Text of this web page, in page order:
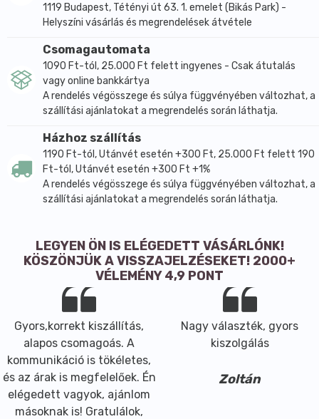
1119 Budapest, Tétényi út 63. 1. emelet (Bikás Park) -
Helyszíni vásárlás és megrendelések átvétele
Csomagautomata
1090 Ft-tól, 25.000 Ft felett ingyenes - Csak átutalás
vagy online bankkártya
A rendelés végösszege és súlya függvényében változhat, a
szállítási ajánlatokat a megrendelés során láthatja.
Házhoz szállítás
1190 Ft-tól, Utánvét esetén +300 Ft, 25.000 Ft felett 190
Ft-tól, Utánvét esetén +300 Ft +1%
A rendelés végösszege és súlya függvényében változhat, a
szállítási ajánlatokat a megrendelés során láthatja.
LEGYEN ÖN IS ELÉGEDETT VÁSÁRLÓNK!
KÖSZÖNJÜK A VISSZAJELZÉSEKET! 2000+
VÉLEMÉNY 4,9 PONT
Gyors,korrekt kiszállítás,
alapos csomagoás. A
kommunikáció is tökéletes,
és az árak is megfelelőek. Én
elégedett vagyok, ajánlom
másoknak is! Gratulálok,
Nagy választék, gyors
kiszolgálás
Zoltán